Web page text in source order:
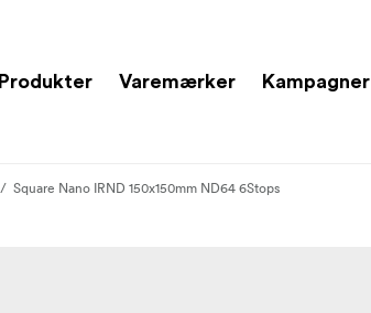
Produkter Varemærker Kampagner
Square Nano IRND 150x150mm ND64 6Stops